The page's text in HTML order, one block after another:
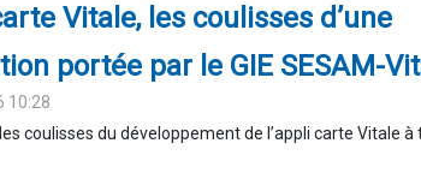
Vitale, les coulisses d’une
portée par le GIE SESAM-
10:28
coulisses du développement de l’appli carte Vitale à